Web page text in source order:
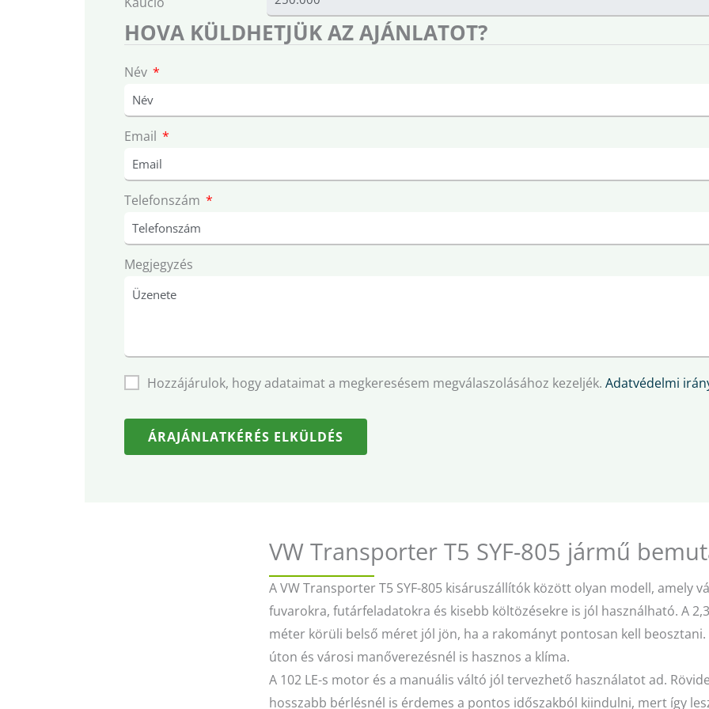
HOVA KÜLDHETJÜK AZ AJÁNLATOT?
Név
Email
Telefonszám
Megjegyzés
Hozzájárulok, hogy adataimat a megkeresésem megválaszolásához kezeljék. Adatvédelmi
ÁRAJÁNLATKÉRÉS ELKÜLDÉS
VW Transporter T5 SYF-805 jármű
A VW Transporter T5 SYF-805 kisáruszállítók között olyan modell, amely
fuvarokra, futárfeladatokra és kisebb költözésekre is jól használható. A
méter körüli belső méret jól jön, ha a rakományt pontosan kell beosztani.
úton és városi manőverezésnél is hasznos a klíma.
A 102 LE-s motor és a manuális váltó jól tervezhető használatot ad.
hosszabb bérlésnél is érdemes a pontos időszakból kiindulni, mert így